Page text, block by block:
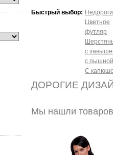
Быстрый выбор:
Цветное
футляр
с
с
С
ДОРОГИЕ
Мы нашли